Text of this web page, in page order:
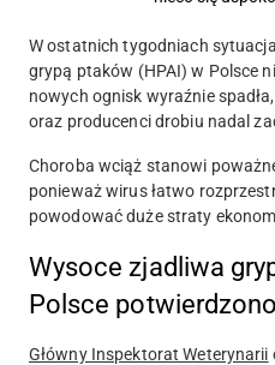
W ostatnich tygodniach
grypą ptaków (HPAI) w Polsce
nowych ognisk wyraźnie
oraz producenci drobiu nadal
Choroba wciąż stanowi
ponieważ wirus łatwo
powodować duże straty
Wysoce zjadliwa
Polsce
Główny Inspektorat Weterynarii